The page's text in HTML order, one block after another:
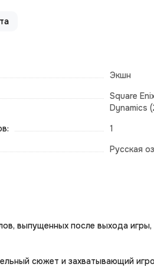
Экшн
Square
Dynamics
1
Русская
выпущенных после выхода
сюжет и захватывающий